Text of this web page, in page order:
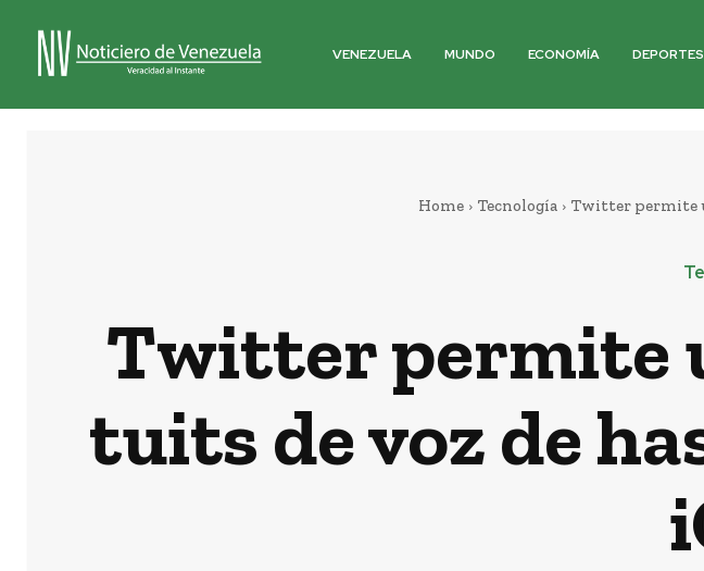
VENEZUELA MUNDO ECONOMÍA DEPORTES
Home Tecnología Twitter permite
Twitter permite
tuits de voz de